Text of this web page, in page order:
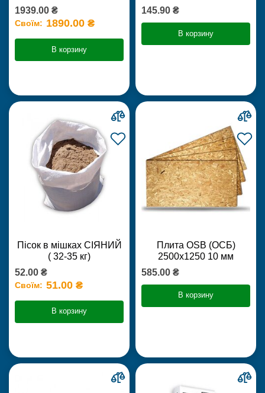
1939.00 ₴
Своїм: 1890.00 ₴
В корзину
145.90 ₴
В корзину
Пісок в мішках СІЯНИЙ
( 32-35 кг)
52.00 ₴
Своїм: 51.00 ₴
В корзину
Плита OSB (ОСБ)
2500х1250 10 мм
585.00 ₴
В корзину